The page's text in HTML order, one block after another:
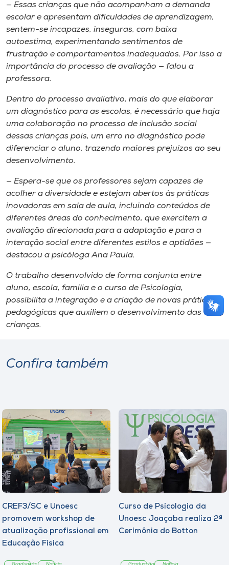
— Essas crianças que não acompanham a demanda
escolar e apresentam dificuldades de aprendizagem,
sentem-se incapazes, inseguras, com baixa
autoestima, experimentando sentimentos de
frustração e comportamentos inadequados. Por isso a
importância do processo de avaliação — falou a
professora.
Dentro do processo avaliativo, mais do que elaborar
um diagnóstico para as escolas, é necessário que haja
uma colaboração no processo de inclusão social
dessas crianças pois, um erro no diagnóstico pode
diferenciar o aluno, trazendo maiores prejuízos ao seu
desenvolvimento.
— Espera-se que os professores sejam capazes de
acolher a diversidade e estejam abertos às práticas
inovadoras em sala de aula, incluindo conteúdos de
diferentes áreas do conhecimento, que exercitem a
avaliação direcionada para a adaptação e para a
interação social entre diferentes estilos e aptidões —
destacou a psicóloga Ana Paula.
O trabalho desenvolvido de forma conjunta entre
aluno, escola, família e o curso de Psicologia,
possibilita a integração e a criação de novas práticas
pedagógicas que auxiliem o desenvolvimento das
crianças.
Confira também
CREF3/SC e Unoesc
promovem workshop de
atualização profissional em
Educação Física
Graduação Notícia
Curso de Psicologia da
Unoesc Joaçaba realiza 2ª
Cerimônia do Botton
Graduação Notícia